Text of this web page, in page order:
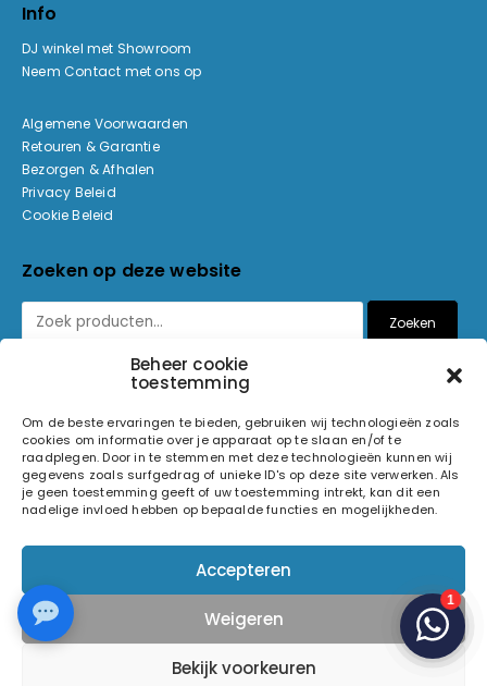
Beheer cookie
toestemming
Om de beste ervaringen te bieden, gebruiken wij technologieën zoals
cookies om informatie over je apparaat op te slaan en/of te
raadplegen. Door in te stemmen met deze technologieën kunnen wij
gegevens zoals surfgedrag of unieke ID's op deze site verwerken. Als
je geen toestemming geeft of uw toestemming intrekt, kan dit een
nadelige invloed hebben op bepaalde functies en mogelijkheden.
Accepteren
Weigeren
Bekijk voorkeuren
Info
DJ winkel met Showroom
Neem Contact met ons op
Algemene Voorwaarden
Retouren & Garantie
Bezorgen & Afhalen
Privacy Beleid
Cookie Beleid
Zoeken op deze website
Zoeken
Betaalmethoden
© 2026 Light and Sound Factory. Alle rechten voorbehouden.
Volg ons op